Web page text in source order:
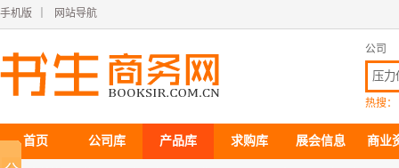
手机版 网站导航
公司
热搜：
首页 公司库 产品库 求购库 展会信息 商业